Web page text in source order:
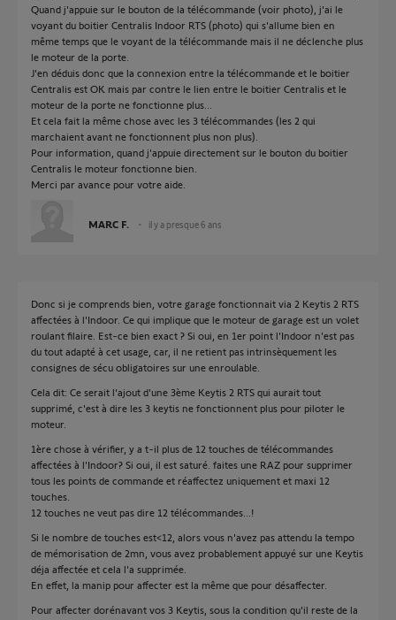
Quand j'appuie sur le bouton de la télécommande (voir photo), j'ai le
voyant du boitier Centralis Indoor RTS (photo) qui s'allume bien en
même temps que le voyant de la télécommande mais il ne déclenche plus
le moteur de la porte.
J'en déduis donc que la connexion entre la télécommande et le boitier
Centralis est OK mais par contre le lien entre le boitier Centralis et le
moteur de la porte ne fonctionne plus...
Et cela fait la même chose avec les 3 télécommandes (les 2 qui
marchaient avant ne fonctionnent plus non plus).
Pour information, quand j'appuie directement sur le bouton du boitier
Centralis le moteur fonctionne bien.
Merci par avance pour votre aide.
MARC F. il y a presque 6 ans
Donc si je comprends bien, votre garage fonctionnait via 2 Keytis 2 RTS
affectées à l'Indoor. Ce qui implique que le moteur de garage est un volet
roulant filaire. Est-ce bien exact ? Si oui, en 1er point l'Indoor n'est pas
du tout adapté à cet usage, car, il ne retient pas intrinsèquement les
consignes de sécu obligatoires sur une enroulable.
Cela dit: Ce serait l'ajout d'une 3ème Keytis 2 RTS qui aurait tout
supprimé, c'est à dire les 3 keytis ne fonctionnent plus pour piloter le
moteur.
1ère chose à vérifier, y a t-il plus de 12 touches de télécommandes
affectées à l'Indoor? Si oui, il est saturé. faites une RAZ pour supprimer
tous les points de commande et réaffectez uniquement et maxi 12
touches.
12 touches ne veut pas dire 12 télécommandes...!
Si le nombre de touches est<12, alors vous n'avez pas attendu la tempo
de mémorisation de 2mn, vous avez probablement appuyé sur une Keytis
déja affectée et cela l'a supprimée.
En effet, la manip pour affecter est la même que pour désaffecter.
Pour affecter dorénavant vos 3 Keytis, sous la condition qu'il reste de la